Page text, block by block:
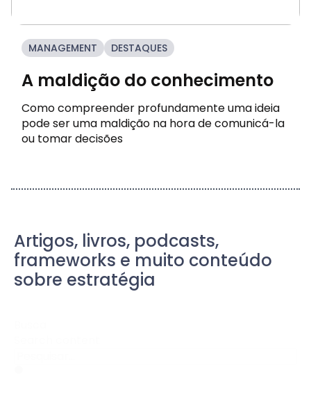
MANAGEMENT DESTAQUES
A maldição do conhecimento
Como compreender profundamente uma ideia
pode ser uma maldição na hora de comunicá-la
ou tomar decisões
Artigos, livros, podcasts,
frameworks e muito conteúdo
sobre estratégia